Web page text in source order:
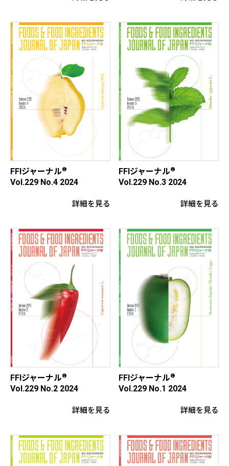
FFIジャーナル®
Vol.229 No.4 2024
詳細を見る
FFIジャーナル®
Vol.229 No.3 2024
詳細を見る
FFIジャーナル®
Vol.229 No.2 2024
詳細を見る
FFIジャーナル®
Vol.229 No.1 2024
詳細を見る